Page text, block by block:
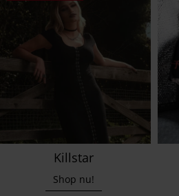
Killstar
Shop nu!